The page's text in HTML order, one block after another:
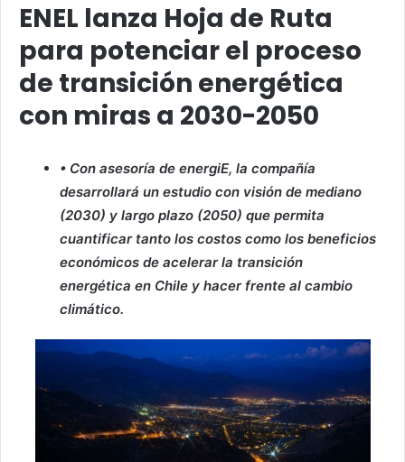
ENEL lanza Hoja de Ruta
para potenciar el proceso
de transición energética
con miras a 2030-2050
• Con asesoría de energiE, la compañía
desarrollará un estudio con visión de mediano
(2030) y largo plazo (2050) que permita
cuantificar tanto los costos como los beneficios
económicos de acelerar la transición
energética en Chile y hacer frente al cambio
climático.